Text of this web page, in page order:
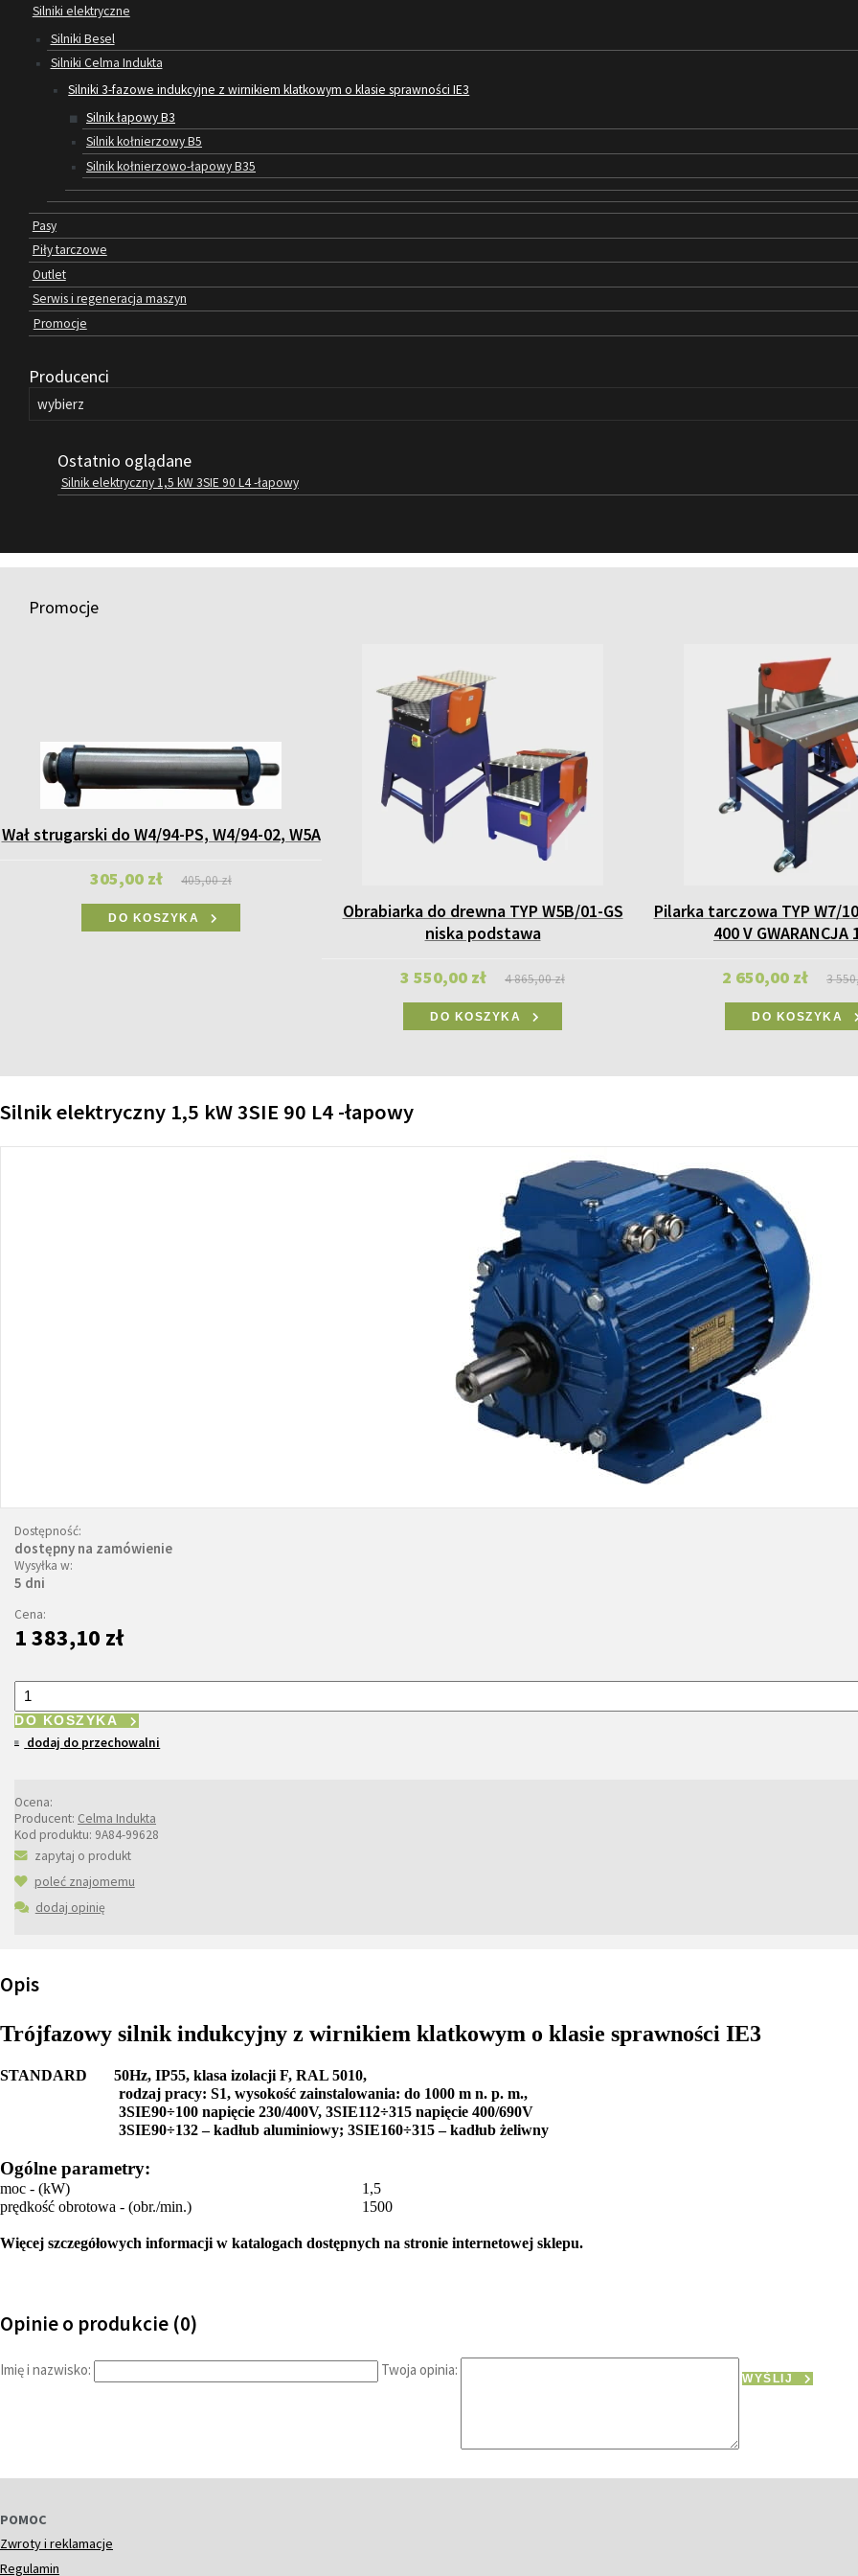
Silniki elektryczne
Silniki Besel
Silniki Celma Indukta
Silniki 3-fazowe indukcyjne z wirnikiem klatkowym o klasie sprawności IE3
Silnik łapowy B3
Silnik kołnierzowy B5
Silnik kołnierzowo-łapowy B35
Pasy
Piły tarczowe
Outlet
Serwis i regeneracja maszyn
Promocje
Producenci
Ostatnio oglądane
Silnik elektryczny 1,5 kW 3SIE 90 L4 -łapowy
Promocje
Wał strugarski do W4/94-PS, W4/94-02, W5A
305,00 zł 405,00 zł
DO KOSZYKA
Obrabiarka do drewna TYP W5B/01-GS
niska podstawa
3 550,00 zł 4 865,00 zł
DO KOSZYKA
Pilarka tarczowa TYP W7/
400 V GWARANCJA
2 650,00 zł 3
DO KOSZYKA
Silnik elektryczny 1,5 kW 3SIE 90 L4 -łapowy
Dostępność:
dostępny na zamówienie
Wysyłka w:
5 dni
Cena:
1 383,10 zł
DO KOSZYKA
dodaj do przechowalni
Ocena:
Producent: Celma Indukta
Kod produktu: 9A84-99628
zapytaj o produkt
poleć znajomemu
dodaj opinię
Opis
Trójfazowy silnik indukcyjny z wirnikiem klatkowym o klasie sprawności IE3
STANDARD 50Hz, IP55, klasa izolacji F, RAL 5010,
rodzaj pracy: S1, wysokość zainstalowania: do 1000 m n. p. m.,
3SIE90÷100 napięcie 230/400V, 3SIE112÷315 napięcie 400/690V
3SIE90÷132 – kadłub aluminiowy; 3SIE160÷315 – kadłub żeliwny
Ogólne parametry:
moc - (kW)
1,5
prędkość obrotowa - (obr./min.)
1500
Więcej szczegółowych informacji w katalogach dostępnych na stronie internetowej sklepu.
Opinie o produkcie (0)
Imię i nazwisko: Twoja opinia: WYŚLIJ
POMOC
Zwroty i reklamacje
Regulamin